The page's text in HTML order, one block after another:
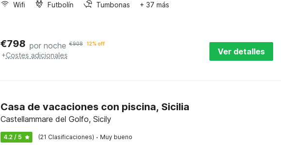
Wifi
Futbolín Tumbonas + 37 más
€798 por noche €908 12% off
+Costes adicionales Ver detalles
Casa de vacaciones con piscina, Sicilia
Castellammare del Golfo, Sicily
4.2 / 5 (21 Clasificaciones) · Muy bueno